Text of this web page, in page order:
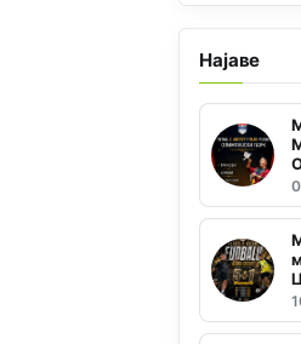
Најаве